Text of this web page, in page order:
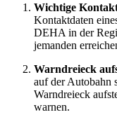
Wichtige
Kontaktdaten
DEHA in der
jemanden
Warndreieck
auf der Autobahn
Warndreieck
warnen.